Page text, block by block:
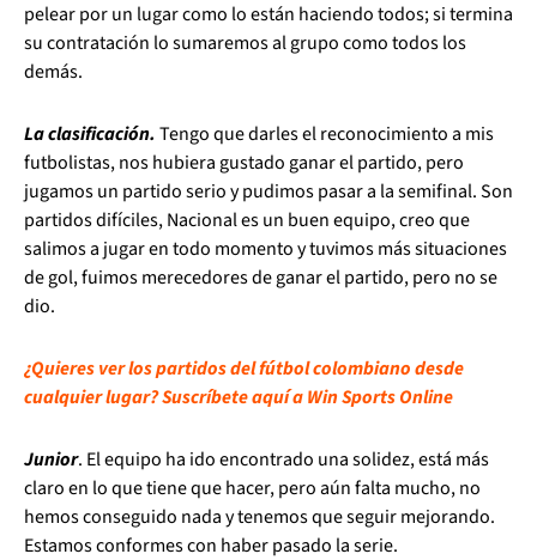
pelear por un lugar como lo están haciendo todos; si termina
su contratación lo sumaremos al grupo como todos los
demás.
La clasificación. Tengo que darles el reconocimiento a mis
futbolistas, nos hubiera gustado ganar el partido, pero
jugamos un partido serio y pudimos pasar a la semifinal. Son
partidos difíciles, Nacional es un buen equipo, creo que
salimos a jugar en todo momento y tuvimos más situaciones
de gol, fuimos merecedores de ganar el partido, pero no se
dio.
¿Quieres ver los partidos del fútbol colombiano desde
cualquier lugar? Suscríbete aquí a Win Sports Online
Junior. El equipo ha ido encontrado una solidez, está más
claro en lo que tiene que hacer, pero aún falta mucho, no
hemos conseguido nada y tenemos que seguir mejorando.
Estamos conformes con haber pasado la serie.